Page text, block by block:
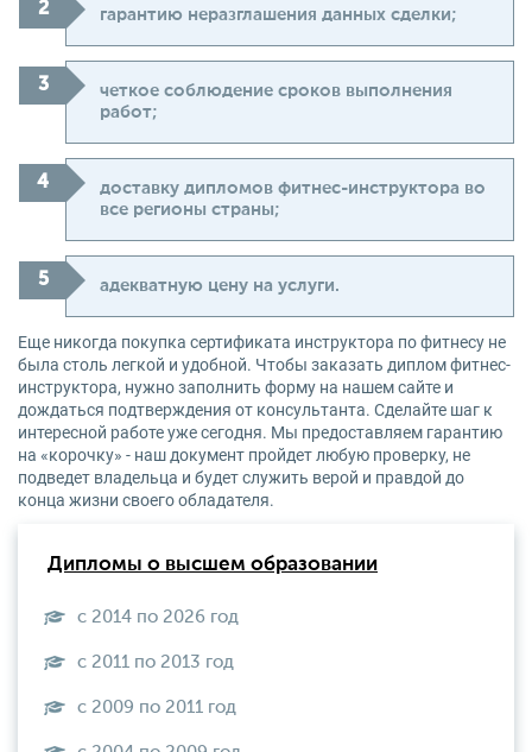
гарантию неразглашения данных сделки;
четкое соблюдение сроков выполнения
работ;
доставку дипломов фитнес-инструктора во
все регионы страны;
адекватную цену на услуги.
Еще никогда покупка сертификата инструктора по фитнесу не
была столь легкой и удобной. Чтобы заказать диплом фитнес-
инструктора, нужно заполнить форму на нашем сайте и
дождаться подтверждения от консультанта. Сделайте шаг к
интересной работе уже сегодня. Мы предоставляем гарантию
на «корочку» - наш документ пройдет любую проверку, не
подведет владельца и будет служить верой и правдой до
конца жизни своего обладателя.
Дипломы о высшем образовании
с 2014 по 2026 год
с 2011 по 2013 год
с 2009 по 2011 год